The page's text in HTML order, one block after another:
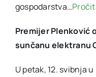
gospodarstva…
Premijer Plenković
sunčanu elektranu
U petak, 12. svibnja